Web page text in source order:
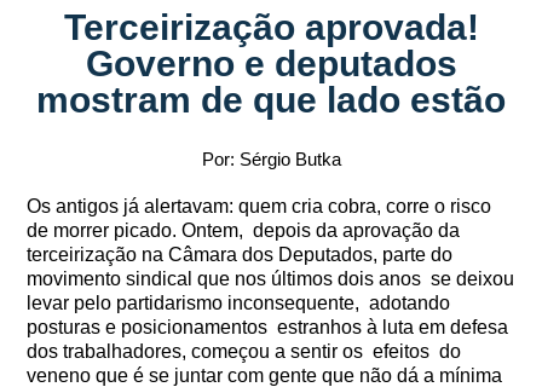
Terceirização aprovada!
Governo e deputados
mostram de que lado estão
Por: Sérgio Butka
Os antigos já alertavam: quem cria cobra, corre o risco
de morrer picado. Ontem, depois da aprovação da
terceirização na Câmara dos Deputados, parte do
movimento sindical que nos últimos dois anos se deixou
levar pelo partidarismo inconsequente, adotando
posturas e posicionamentos estranhos à luta em defesa
dos trabalhadores, começou a sentir os efeitos do
veneno que é se juntar com gente que não dá a mínima